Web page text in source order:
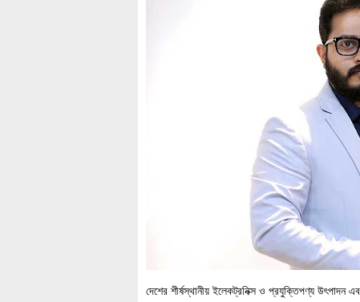
দেশের শীর্ষস্থানীয় ইলেকট্রনিক্স ও প্রযুক্তিপণ্য উৎপাদন